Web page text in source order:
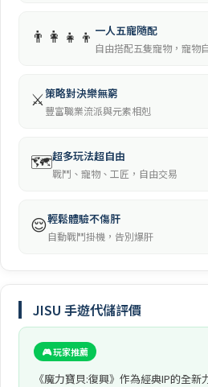
👨‍👩‍👧‍👦 一人五寵隨配
自由搭配五隻寵物，寵物
⚔️策略對決樂無窮
豐富職業流派與元素相剋
🗺️超多玩法超自由
戰鬥、寵物、工匠，自由交易
😌輕鬆體驗不傷肝
自動戰鬥掛機，告別爆肝
JISU 手遊代儲評價
🎮 玩家推薦
《魔力寶貝:復興》作為經典IP的全